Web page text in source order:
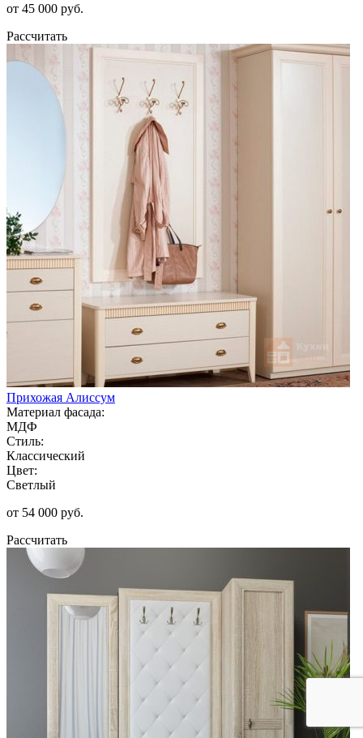
от 45 000 руб.
Рассчитать
Прихожая Алиссум
Материал фасада:
МДФ
Стиль:
Классический
Цвет:
Светлый
от 54 000 руб.
Рассчитать